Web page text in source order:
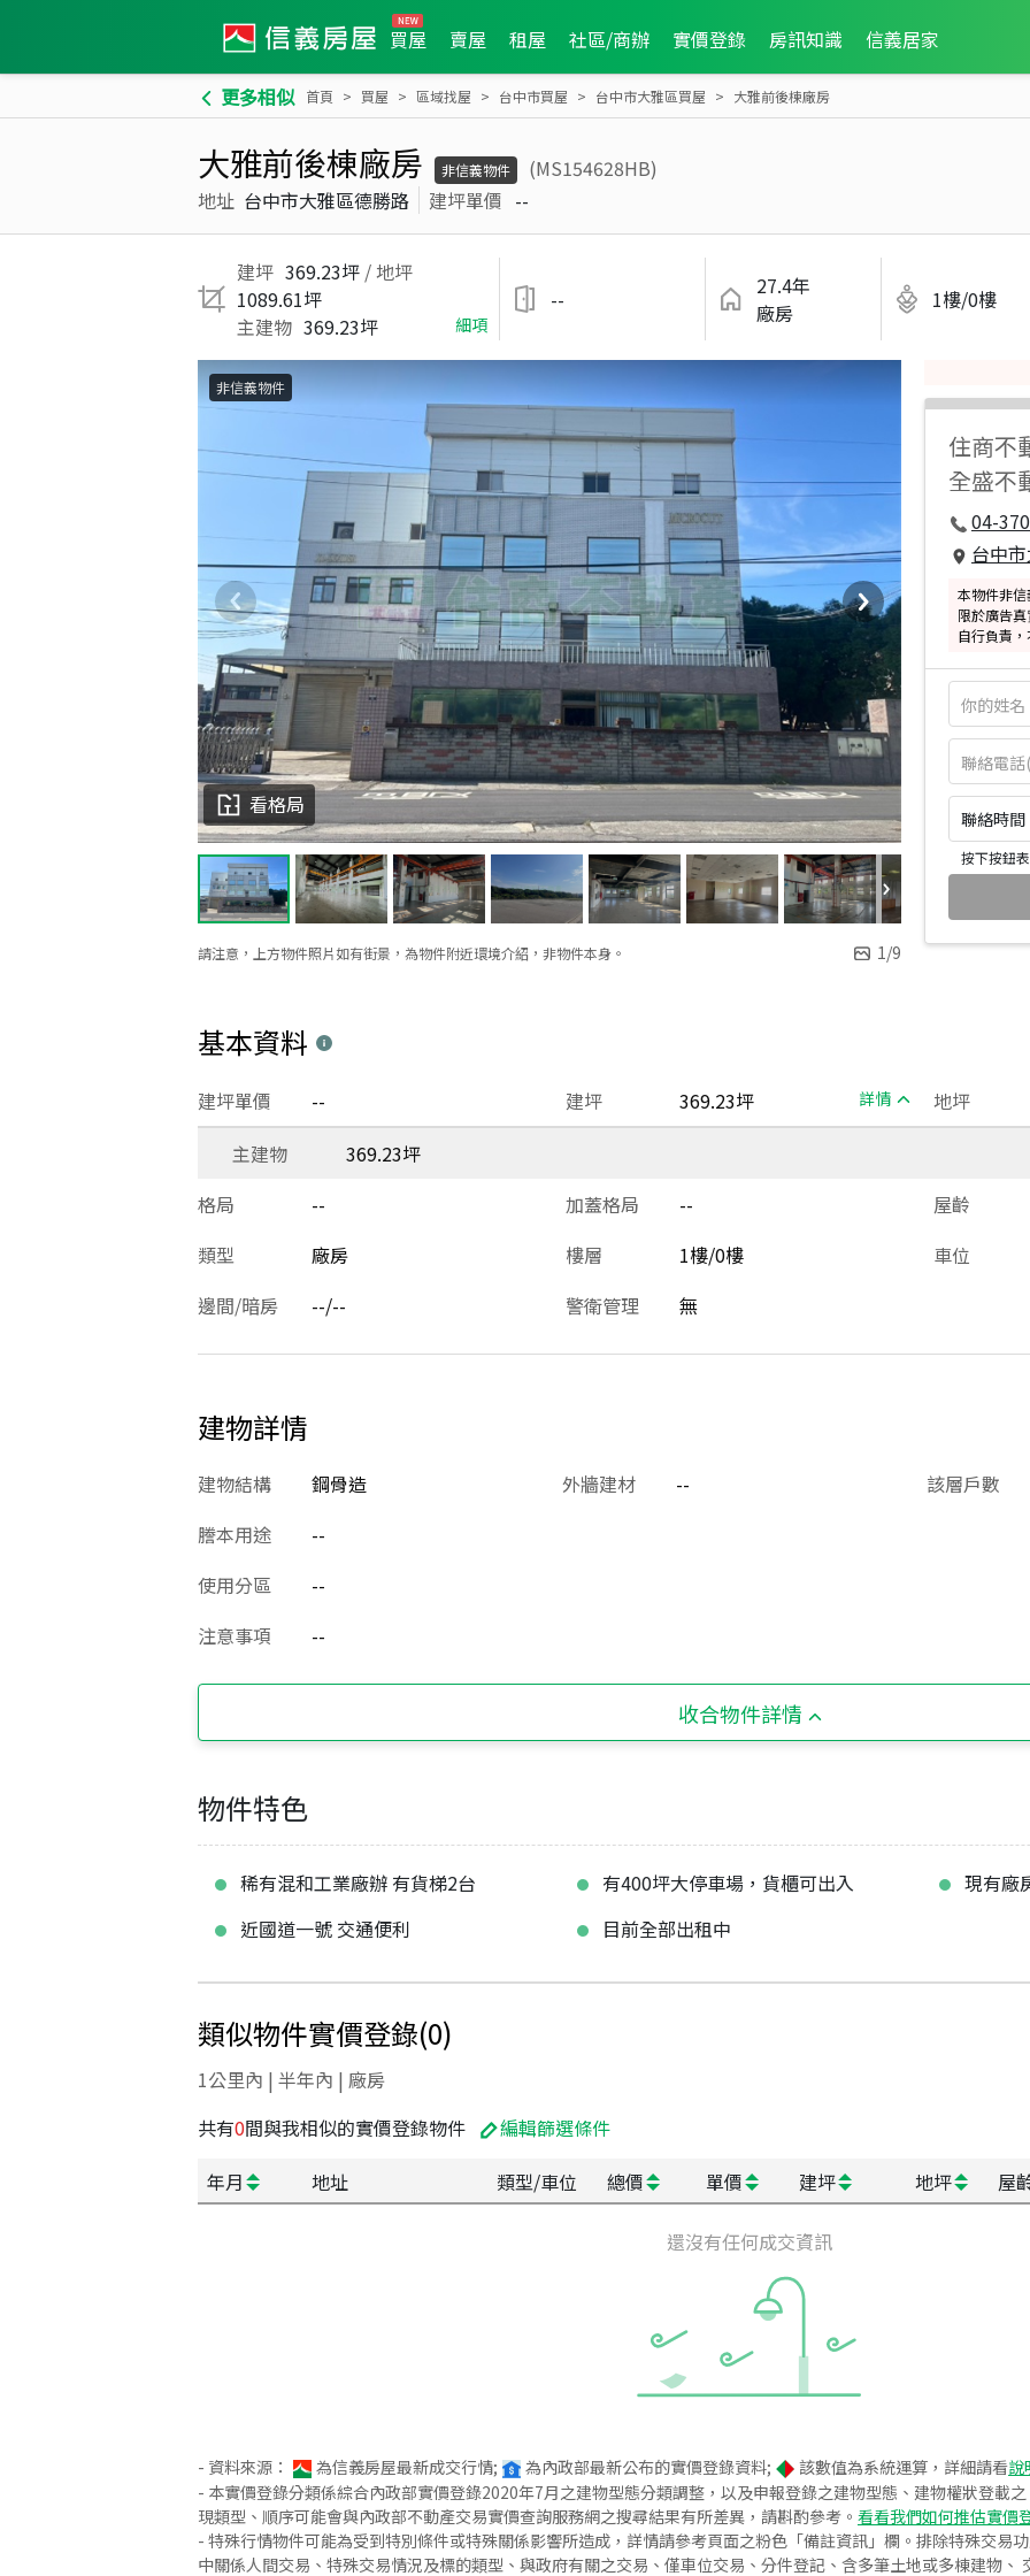
買屋 賣屋 租屋 社區/商辦 實價登錄 房訊知識 信義居家
更多相似 首頁 買屋 區域找屋 台中市買屋 台中市大雅區買屋 大雅前後棟廠房
大雅前後棟廠房 非信義物件
(MS154628HB)
地址 台中市大雅區德勝路 建坪單價 --
建坪 369.23坪 / 地坪
1089.61坪
主建物 369.23坪 細項
--
27.4年
廠房
1樓/0樓
請注意，上方物件照片如有街景，為物件附近環境介紹，非物件本身。 1/9
看格局
非信義物件
住商不
全盛不
04-
台中
本物件非
限於廣告
自行負責
聯絡時
按下按鈕
基本資料
建坪 369.23坪 詳情
建坪單價 -- 地坪
主建物
369.23坪
格局
-- 加蓋格局 -- 屋齡
類型
廠房 樓層 1樓/0樓 車位
邊間/暗房
--/-- 警衛管理 無
建物詳情
建物結構 鋼骨造 外牆建材 -- 該層戶數
謄本用途
--
使用分區
--
注意事項
--
收合物件詳情
物件特色
稀有混和工業廠辦 有貨梯2台 有400坪大停車場，貨櫃可出入
現有廠
近國道一號 交通便利
目前全部出租中
類似物件實價登錄(0)
1公里內 | 半年內 | 廠房
共有0間與我相似的實價登錄物件 編輯篩選條件
年月
地址 類型/車位 總價 單價 建坪 地坪 屋
還沒有任何成交資訊
- 資料來源： 為信義房屋最新成交行情; 為內政部最新公布的實價登錄資料; 該數值為系統運算，詳細請看說
- 本實價登錄分類係綜合內政部實價登錄2020年7月之建物型態分類調整，以及申報登錄之建物型態、建物權狀登載
現類型、順序可能會與內政部不動產交易實價查詢服務網之搜尋結果有所差異，請斟酌參考。 看看我們如何推估實價
- 特殊行情物件可能為受到特別條件或特殊關係影響所造成，詳情請參考頁面之粉色「備註資訊」欄。排除特殊交易
中關係人間交易、特殊交易情況及標的類型、與政府有關之交易、僅車位交易、分件登記、含多筆土地或多棟建物、